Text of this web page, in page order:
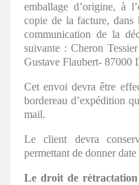
emballage d’origine, à
copie de la facture, dans
communication de la
suivante : Cheron
Gustave Flaubert- 87000
Cet envoi devra être
bordereau d’expédition
mail.
Le client devra
permettant de donner date
Le droit de rétractation